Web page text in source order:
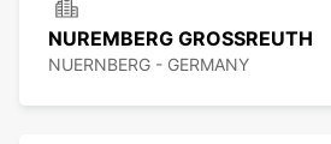
NUREMBERG GROSSREUTH
NUERNBERG - GERMANY